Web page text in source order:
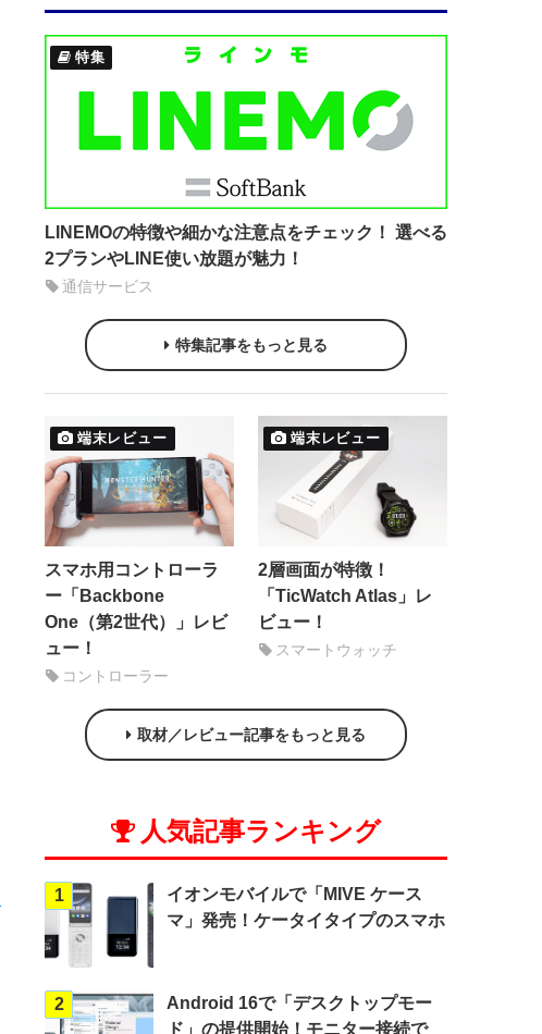
特集
LINEMOの特徴や細かな注意点をチェック！ 選べる
2プランやLINE使い放題が魅力！
通信サービス
特集記事をもっと見る
端末レビュー
スマホ用コントローラ
ー「Backbone
One（第2世代）」レビ
ュー！
コントローラー
端末レビュー
2層画面が特徴！
「TicWatch Atlas」レ
ビュー！
スマートウォッチ
取材／レビュー記事をもっと見る
人気記事ランキング
1
イオンモバイルで「MIVE ケース
マ」発売！ケータイタイプのスマホ
2
Android 16で「デスクトップモー
ド」の提供開始！モニター接続で